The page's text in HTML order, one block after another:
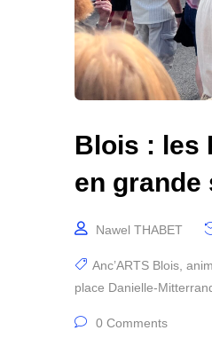
Blois : les
en grande
Nawel THABET
Anc’ARTS Blois
place Danielle-
0 Comments